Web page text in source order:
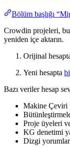
Bölüm başlığı
Crowdin projeleri,
yeniden içe aktarın.
Orijinal
Yeni hesapta
Bazı veriler hesap
Makine Çeviri
Proje üyeleri
KG denetimi
Dizgi